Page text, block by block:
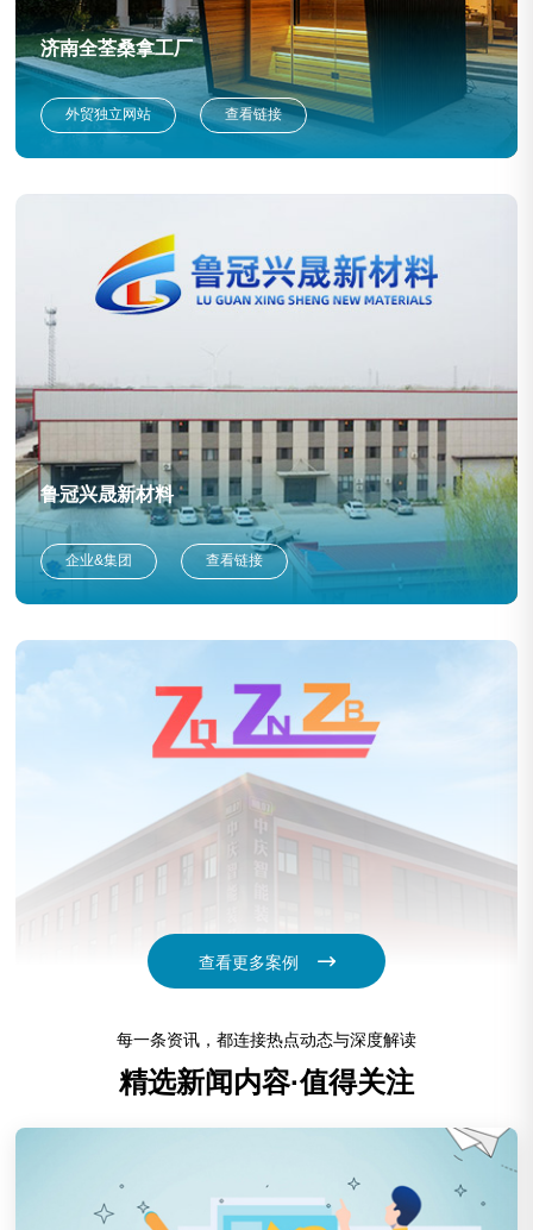
济南全荃桑拿工厂
外贸独立网站 查看链接
鲁冠兴晟新材料
企业&集团 查看链接
中庆智能装备
企业&集团 查看链接
查看更多案例
每一条资讯，都连接热点动态与深度解读
精选新闻内容·值得关注